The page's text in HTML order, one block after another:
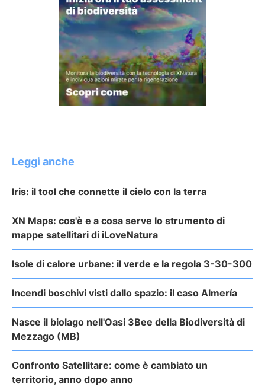
Leggi anche
Iris: il tool che connette il cielo con la terra
XN Maps: cos'è e a cosa serve lo strumento di
mappe satellitari di iLoveNatura
Isole di calore urbane: il verde e la regola 3-30-300
Incendi boschivi visti dallo spazio: il caso Almería
Nasce il biolago nell'Oasi 3Bee della Biodiversità di
Mezzago (MB)
Confronto Satellitare: come è cambiato un
territorio, anno dopo anno